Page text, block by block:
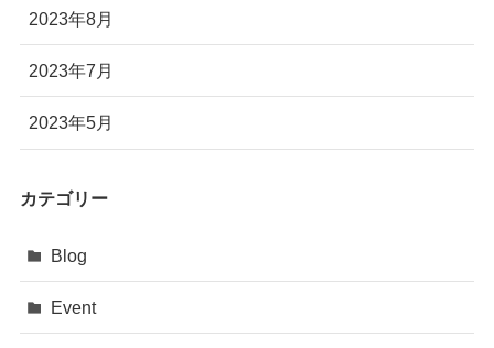
2023年8月
2023年7月
2023年5月
カテゴリー
Blog
Event